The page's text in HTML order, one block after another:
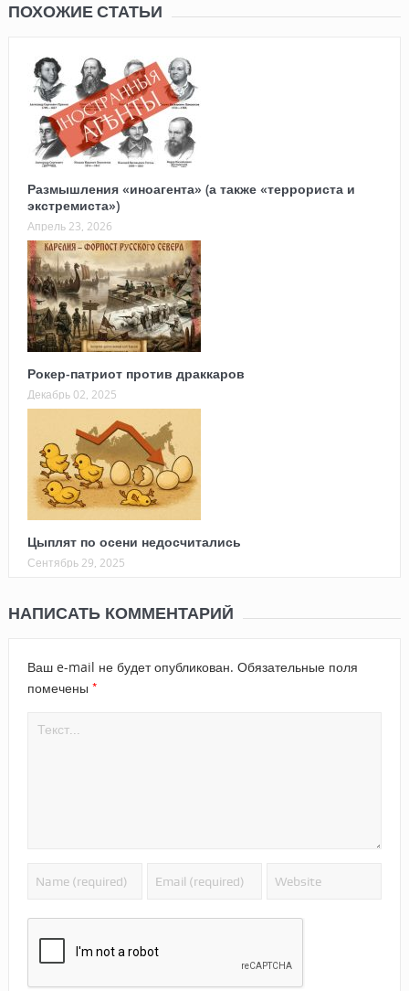
ПОХОЖИЕ СТАТЬИ
Размышления «иноагента» (а также «террориста и
экстремиста»)
Апрель 23, 2026
Рокер-патриот против драккаров
Декабрь 02, 2025
Цыплят по осени недосчитались
Сентябрь 29, 2025
НАПИСАТЬ КОММЕНТАРИЙ
Ваш e-mail не будет опубликован. Обязательные поля
помечены *